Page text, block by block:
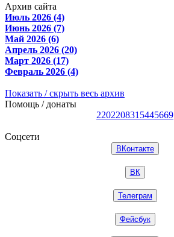
Архив сайта
Июль 2026 (4)
Июнь 2026 (7)
Май 2026 (6)
Апрель 2026 (20)
Март 2026 (17)
Февраль 2026 (4)
Показать / скрыть весь архив
Помощь / донаты
2202208315445669
Соцсети
ВКонтакте
ВК
Телеграм
Фейсбук